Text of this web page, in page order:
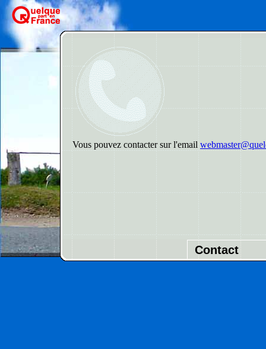
Vous pouvez contacter sur l'email
Contact